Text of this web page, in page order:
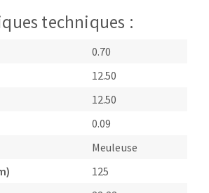
techniques :
0.70
12.50
12.50
0.09
Meuleuse
125